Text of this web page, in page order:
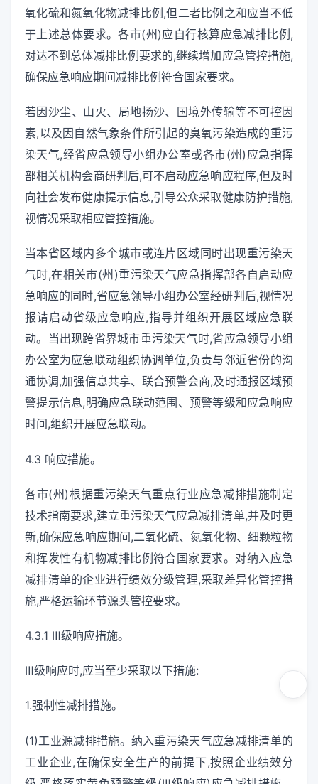
氧化硫和氮氧化物减排比例,但二者比例之和应当不低
于上述总体要求。各市(州)应自行核算应急减排比例,
对达不到总体减排比例要求的,继续增加应急管控措施,
确保应急响应期间减排比例符合国家要求。
若因沙尘、山火、局地扬沙、国境外传输等不可控因
素,以及因自然气象条件所引起的臭氧污染造成的重污
染天气,经省应急领导小组办公室或各市(州)应急指挥
部相关机构会商研判后,可不启动应急响应程序,但及时
向社会发布健康提示信息,引导公众采取健康防护措施,
视情况采取相应管控措施。
当本省区域内多个城市或连片区域同时出现重污染天
气时,在相关市(州)重污染天气应急指挥部各自启动应
急响应的同时,省应急领导小组办公室经研判后,视情况
报请启动省级应急响应,指导并组织开展区域应急联
动。当出现跨省界城市重污染天气时,省应急领导小组
办公室为应急联动组织协调单位,负责与邻近省份的沟
通协调,加强信息共享、联合预警会商,及时通报区域预
警提示信息,明确应急联动范围、预警等级和应急响应
时间,组织开展应急联动。
4.3 响应措施。
各市(州)根据重污染天气重点行业应急减排措施制定
技术指南要求,建立重污染天气应急减排清单,并及时更
新,确保应急响应期间,二氧化硫、氮氧化物、细颗粒物
和挥发性有机物减排比例符合国家要求。对纳入应急
减排清单的企业进行绩效分级管理,采取差异化管控措
施,严格运输环节源头管控要求。
4.3.1 Ⅲ级响应措施。
Ⅲ级响应时,应当至少采取以下措施:
1.强制性减排措施。
(1)工业源减排措施。纳入重污染天气应急减排清单的
工业企业,在确保安全生产的前提下,按照企业绩效分